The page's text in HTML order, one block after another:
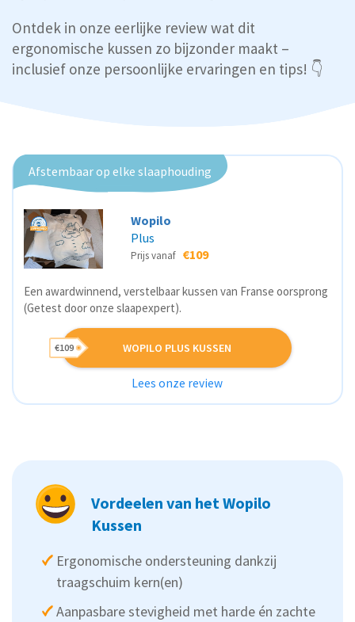
Ontdek in onze eerlijke review wat dit
ergonomische kussen zo bijzonder maakt –
inclusief onze persoonlijke ervaringen en tips! 👇
Afstembaar op elke slaaphouding
Wopilo
Plus
Prijs vanaf €109
Een awardwinnend, verstelbaar kussen van Franse oorsprong
(Getest door onze slaapexpert).
WOPILO PLUS KUSSEN
€109
Lees onze review
Vordeelen van het Wopilo
Kussen
Ergonomische ondersteuning dankzij
traagschuim kern(en)
Aanpasbare stevigheid met harde én zachte